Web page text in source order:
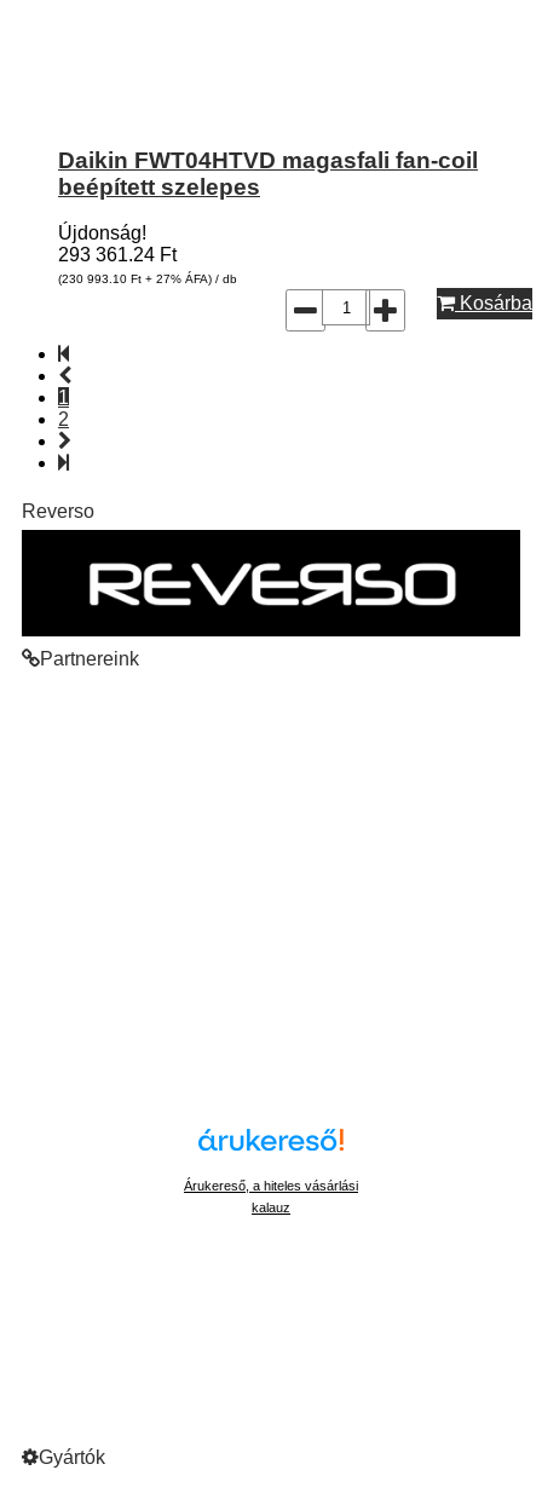
Daikin FWT04HTVD magasfali fan-coil
beépített szelepes
Újdonság!
293 361.24 Ft
(230 993.10 Ft + 27% ÁFA) / db
Kosárba
1
2
Reverso
Partnereink
Árukereső, a hiteles vásárlási
kalauz
Gyártók